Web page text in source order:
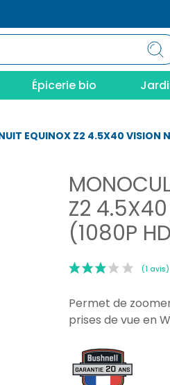
Épicerie bio
EQUINOX Z2 4.5X40 VISION
Z2 4.5X40
(1080P
Permet de
prises de vue en